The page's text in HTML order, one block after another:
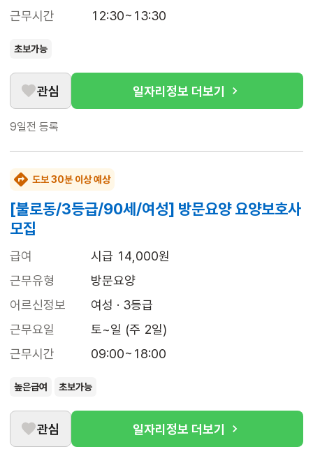
근무시간
12:30~13:30
초보가능
관심 일자리정보 더보기
9일전 등록
도보 30분 이상 예상
[불로동/3등급/90세/여성] 방문요양 요양보호사
모집
급여
시급 14,000원
근무유형
방문요양
어르신정보
여성 · 3등급
근무요일
토~일 (주 2일)
근무시간
09:00~18:00
높은급여 초보가능
관심 일자리정보 더보기